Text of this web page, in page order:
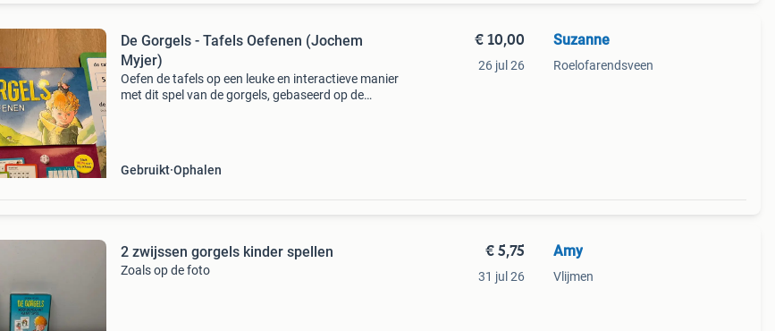
De Gorgels - Tafels Oefenen (Jochem
Myjer)
Oefen de tafels op een leuke en interactieve manier
met dit spel van de gorgels, gebaseerd op de
Gebruikt Ophalen
€ 10,00
26 jul 26
Suzanne
Roelofarendsveen
2 zwijssen gorgels kinder spellen
Zoals op de foto
€ 5,75
31 jul 26
Amy
Vlijmen